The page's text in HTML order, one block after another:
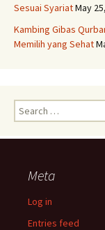
Sesuai SyariatMay
Kambing Gibas
Memilih yang Sehat
Search
for:
Meta
Log in
Entries feed